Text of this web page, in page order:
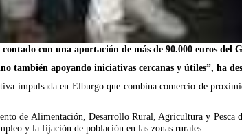
con una aportación de más de 90.000 euros del
también apoyando iniciativas cercanas y útiles”, ha
impulsada en Elburgo que combina comercio de
de Alimentación, Desarrollo Rural, Agricultura y Pesca
y la fijación de población en las zonas rurales.